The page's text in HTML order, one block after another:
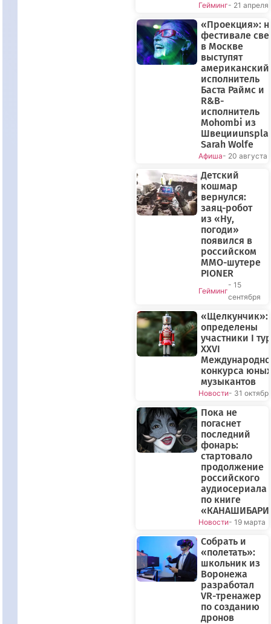
Гейминг- 21 апреля
«Проекция»:
фестивале
в Москве
выступят
американский
исполнитель
Баста Раймс и
R&B-
исполнитель
Mohombi из
Sarah Wolfe
Афиша- 20 августа
Детский
кошмар
вернулся:
заяц-робот
из «Ну,
погоди»
появился в
российском
MMO-шутере
PIONER
Гейминг
- 15
сентября
«Щелкунчик»:
определены
участники I
XXVI
конкурса юных
музыкантов
Новости- 31
Пока не
погаснет
последний
фонарь:
стартовало
продолжение
российского
аудиосериала
по книге
Новости- 19 марта
Собрать и
«полетать»:
школьник из
Воронежа
разработал
VR-тренажер
по созданию
дронов